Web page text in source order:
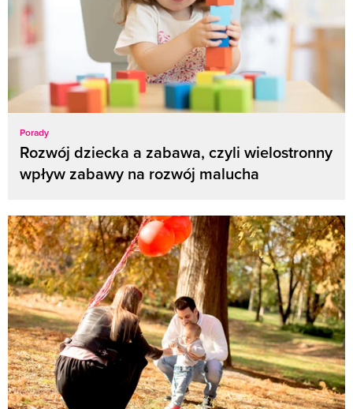
Porady
Rozwój dziecka a zabawa, czyli wielostronny
wpływ zabawy na rozwój malucha